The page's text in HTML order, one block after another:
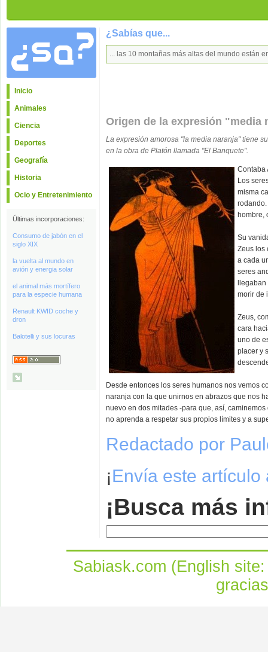
Inicio
Animales
Ciencia
Deportes
Geografía
Historia
Ocio y Entretenimiento
Últimas incorporaciones:
Consumo de jabón en el
siglo XIX
la vuelta al mundo en
avión y energia solar
el animal más mortífero
para la especie humana
Renault KWID coche y
dron
Balotelli y sus locuras
¿Sabías que...
... las 10 montañas más altas del mundo están
Origen de la expresión "media
La expresión amorosa "la media naranja" tiene
en la obra de Platón llamada "El Banquete".
Contaba
Los
misma
hombre,
Su
Zeus los
a cada
seres
morir de
Zeus,
cara
uno de
placer y
Desde entonces los seres humanos nos vemos
naranja con la que unirnos en abrazos que nos
nuevo en dos mitades -para que, así,
no aprenda a respetar sus propios límites y a
Redactado por
¡Envía este artículo
¡Busca más
Sabiask.com (English